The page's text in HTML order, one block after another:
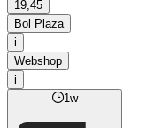
19,45
Bol Plaza
i
Webshop
i
1w